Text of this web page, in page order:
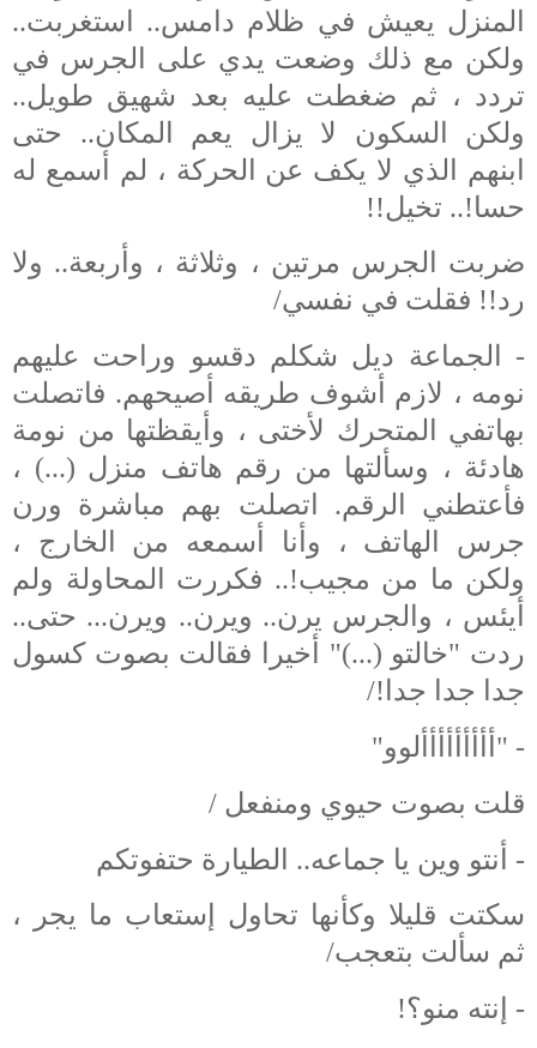
المنزل يعيش في ظلام دامس.. استغربت..
ولكن مع ذلك وضعت يدي على الجرس في
تردد ، ثم ضغطت عليه بعد شهيق طويل..
ولكن السكون لا يزال يعم المكان.. حتى
ابنهم الذي لا يكف عن الحركة ، لم أسمع له
حسا!.. تخيل!!
ضربت الجرس مرتين ، وثلاثة ، وأربعة.. ولا
رد!! فقلت في نفسي/
- الجماعة ديل شكلم دقسو وراحت عليهم
نومه ، لازم أشوف طريقه أصيحهم. فاتصلت
بهاتفي المتحرك لأختى ، وأيقظتها من نومة
هادئة ، وسألتها من رقم هاتف منزل (...) ،
فأعتطني الرقم. اتصلت بهم مباشرة ورن
جرس الهاتف ، وأنا أسمعه من الخارج ،
ولكن ما من مجيب!.. فكررت المحاولة ولم
أيئس ، والجرس يرن.. ويرن.. ويرن... حتى..
ردت "خالتو (...)" أخيرا فقالت بصوت كسول
جدا جدا جدا!/
- "أأأأأأأأألوو"
قلت بصوت حيوي ومنفعل /
- أنتو وين يا جماعه.. الطيارة حتفوتكم
سكتت قليلا وكأنها تحاول إستعاب ما يجر ،
ثم سألت بتعجب/
- إنته منو؟!